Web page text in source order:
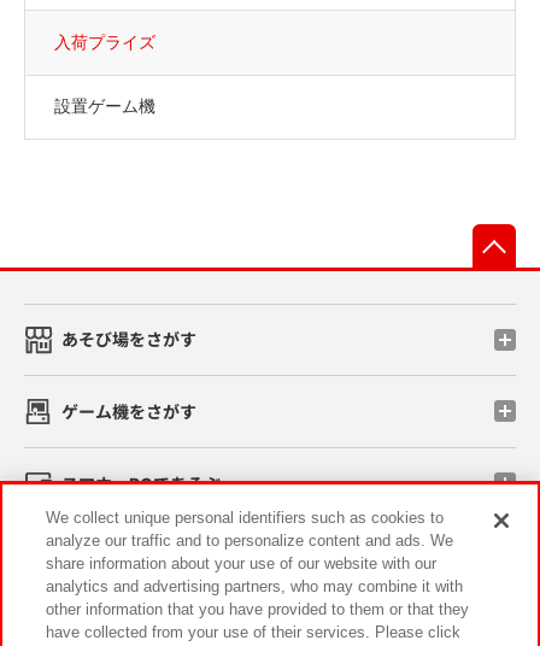
入荷プライズ
設置ゲーム機
あそび場をさがす
ゲーム機をさがす
スマホ・PCであそぶ
イベント・キャンペーン
We collect unique personal identifiers such as cookies to
analyze our traffic and to personalize content and ads. We
share information about your use of our website with our
analytics and advertising partners, who may combine it with
other information that you have provided to them or that they
have collected from your use of their services. Please click